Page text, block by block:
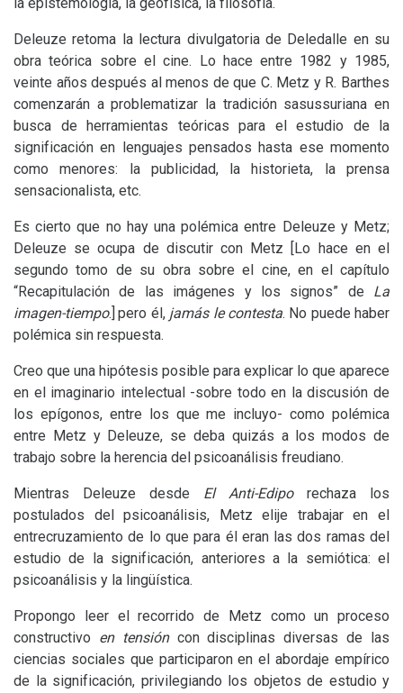
Deleuze retoma la lectura divulgatoria de Deledalle en su
obra teórica sobre el cine. Lo hace entre 1982 y 1985,
veinte años después al menos de que C. Metz y R. Barthes
comenzarán a problematizar la tradición sasussuriana en
busca de herramientas teóricas para el estudio de la
significación en lenguajes pensados hasta ese momento
como menores: la publicidad, la historieta, la prensa
sensacionalista, etc.
Es cierto que no hay una polémica entre Deleuze y Metz;
Deleuze se ocupa de discutir con Metz [Lo hace en el
segundo tomo de su obra sobre el cine, en el capítulo
“Recapitulación de las imágenes y los signos” de La
imagen-tiempo.] pero él, jamás le contesta. No puede haber
polémica sin respuesta.
Creo que una hipótesis posible para explicar lo que aparece
en el imaginario intelectual -sobre todo en la discusión de
los epígonos, entre los que me incluyo- como polémica
entre Metz y Deleuze, se deba quizás a los modos de
trabajo sobre la herencia del psicoanálisis freudiano.
Mientras Deleuze desde El Anti-Edipo rechaza los
postulados del psicoanálisis, Metz elije trabajar en el
entrecruzamiento de lo que para él eran las dos ramas del
estudio de la significación, anteriores a la semiótica: el
psicoanálisis y la lingüística.
Propongo leer el recorrido de Metz como un proceso
constructivo en tensión con disciplinas diversas de las
ciencias sociales que participaron en el abordaje empírico
de la significación, privilegiando los objetos de estudio y